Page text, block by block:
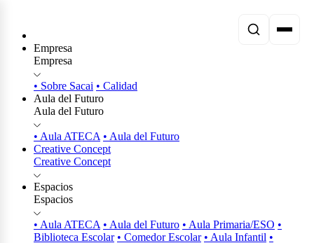
Empresa
Empresa
• Sobre Sacai • Calidad
Aula del Futuro
Aula del Futuro
• Aula ATECA • Aula del Futuro
Creative Concept
Creative Concept
Espacios
Espacios
• Aula ATECA • Aula del Futuro • Aula Primaria/ESO •
Biblioteca Escolar • Comedor Escolar • Aula Infantil •